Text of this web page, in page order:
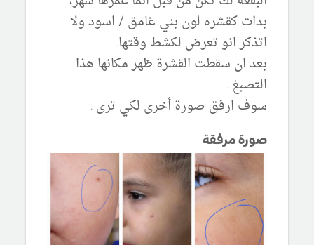
بدات كقشره لون بني غامق / اسود ولا
اتذكر انو تعرض لكشط وقتها.
بعد ان سقطت القشرة ظهر مكانها هذا
التصبغ .
سوف ارفق صورة أخرى لكي ترى .
صورة مرفقة